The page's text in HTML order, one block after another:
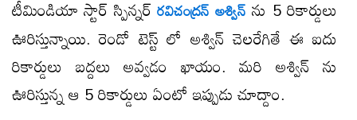
టీమిండియా స్టార్ స్పిన్నర్రవిచంద్రన్ అశ్విన్ ను 5 రికార్డులు
ఊరిస్తున్నాయి. రెండో టెస్ట్ లో అశ్విన్ చెలరేగితే ఈ ఐదు
రికార్డులు బద్దలు అవ్వడం ఖాయం. మరి అశ్విన్ ను
ఊరిస్తున్న ఆ 5 రికార్డులు ఏంటో ఇప్పుడు చూద్దాం.